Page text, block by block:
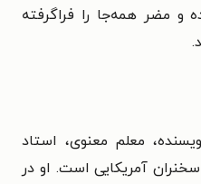
و مضر همه‌جا را فراگرفته
معلم معنوی، استاد
آمریکایی است. او در